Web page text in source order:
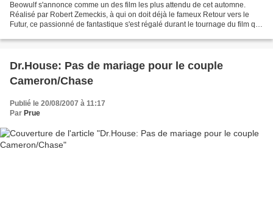
Beowulf s'annonce comme un des film les plus attendu de cet automne.
Réalisé par Robert Zemeckis, à qui on doit déjà le fameux Retour vers le
Futur, ce passionné de fantastique s'est régalé durant le tournage du film qui
Dr.House: Pas de mariage pour le couple
Cameron/Chase
Publié le 20/08/2007 à 11:17
Par Prue